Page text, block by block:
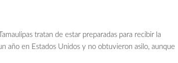
tratan de estar preparadas para recibir la
año en Estados Unidos y no obtuvieron asilo, aunque